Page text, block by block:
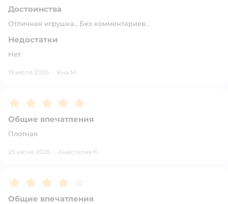
Достоинства
Отличная игрушка.. Без комментариев..
Недостатки
Нет
19 июля 2026 · Яна М.
Рейтинг:5
Общие впечатления
Плотная
25 июня 2026 · Анастасия К.
Рейтинг:4
Общие впечатления